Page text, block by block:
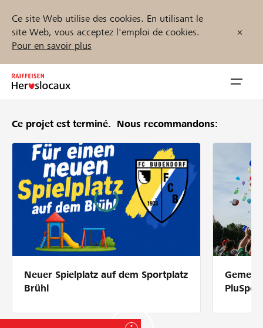
Ce site Web utilise des cookies. En utilisant le
site Web, vous acceptez l'emploi de cookies.
Pour en savoir plus
Inhalt
Parrainer
Soutien & assistance
Partenaires / Banques Raiffeisen
Trouvez des projets et des organisations
Ce projet est terminé. Nous recommandons:
Neuer Spielplatz auf dem Sportplatz
Brühl